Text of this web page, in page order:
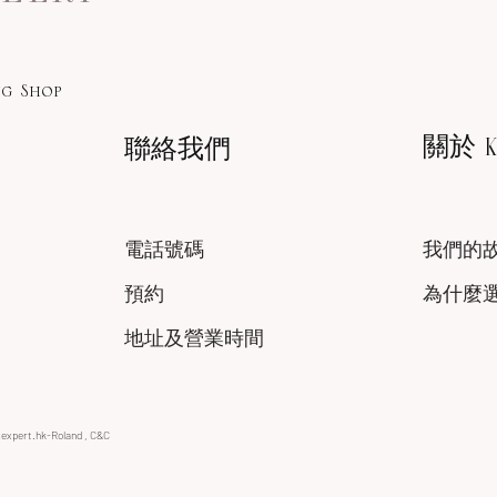
Shop
聯絡我們 關於
電話號碼
預約
我們的
為什麼
地址及營業時間
Roland , C&C